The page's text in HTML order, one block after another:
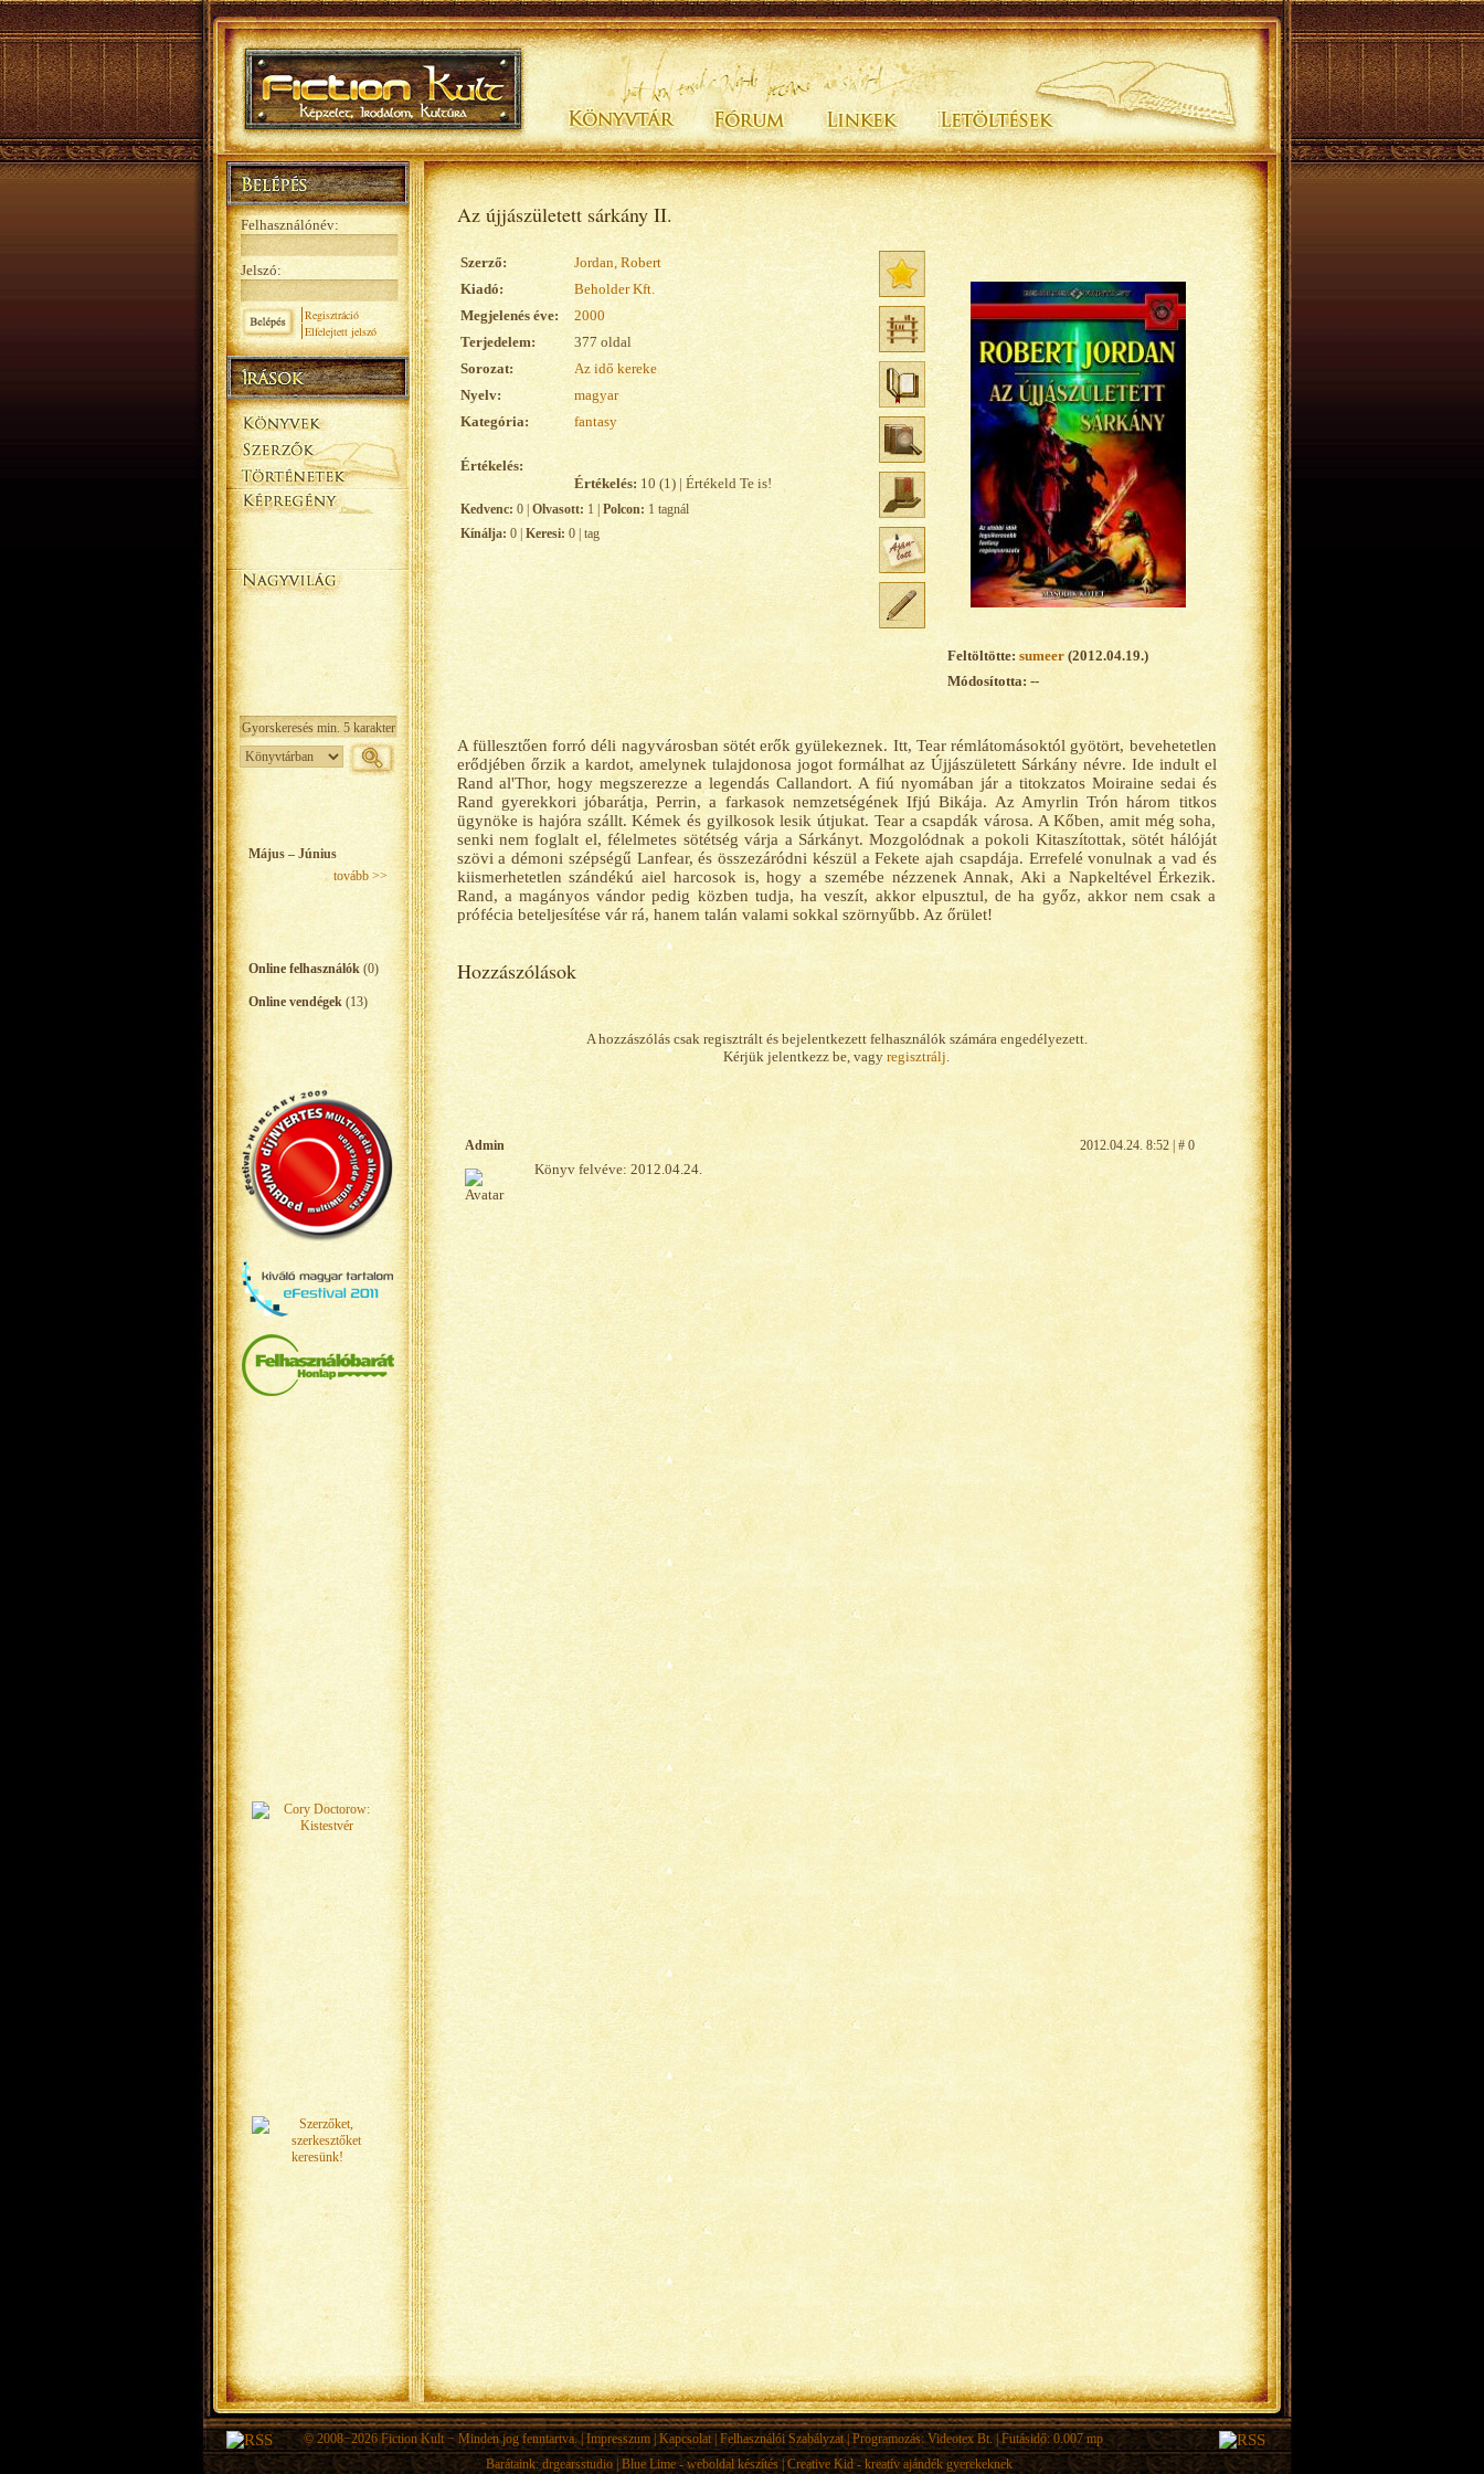
Felhasználónév:
Jelszó:
Regisztráció
Elfelejtett jelszó
Május – Június
tovább >>
Online felhasználók (0)
Online vendégek(13)
Az újjászületett sárkány II.
Feltöltötte: sumeer(2012.04.19.)
Módosította: --
Szerző:
Jordan, Robert
Kiadó:
Beholder Kft.
Megjelenés éve:
2000
Terjedelem:
377 oldal
Sorozat:
Az idő kereke
Nyelv:
magyar
Kategória:
fantasy
Értékelés:
Értékelés: 10 (1) | Értékeld Te is!
Kedvenc: 0 | Olvasott: 1 | Polcon: 1 tagnál
Kínálja: 0 | Keresi: 0 | tag
A füllesztően forró déli nagyvárosban sötét erők gyülekeznek. Itt, Tear rémlátomásoktól gyötört, bevehetetlen
erődjében őrzik a kardot, amelynek tulajdonosa jogot formálhat az Újjászületett Sárkány névre. Ide indult el
Rand al'Thor, hogy megszerezze a legendás Callandort. A fiú nyomában jár a titokzatos Moiraine sedai és
Rand gyerekkori jóbarátja, Perrin, a farkasok nemzetségének Ifjú Bikája. Az Amyrlin Trón három titkos
ügynöke is hajóra szállt. Kémek és gyilkosok lesik útjukat. Tear a csapdák városa. A Kőben, amit még soha,
senki nem foglalt el, félelmetes sötétség várja a Sárkányt. Mozgolódnak a pokoli Kitaszítottak, sötét hálóját
szövi a démoni szépségű Lanfear, és összezáródni készül a Fekete ajah csapdája. Errefelé vonulnak a vad és
kiismerhetetlen szándékú aiel harcosok is, hogy a szemébe nézzenek Annak, Aki a Napkeltével Érkezik.
Rand, a magányos vándor pedig közben tudja, ha veszít, akkor elpusztul, de ha győz, akkor nem csak a
prófécia beteljesítése vár rá, hanem talán valami sokkal szörnyűbb. Az őrület!
Hozzászólások
A hozzászólás csak regisztrált és bejelentkezett felhasználók számára engedélyezett.
Kérjük jelentkezz be, vagy regisztrálj.
Admin 2012.04.24. 8:52 | # 0
Könyv felvéve: 2012.04.24.
© 2008−2026 Fiction Kult− Minden jog fenntartva. | Impresszum| Kapcsolat| Felhasználói Szabályzat| Programozás:Videotex Bt. | Futásidő: 0.007 mp
Barátaink:drgearsstudio| Blue Lime - weboldal készítés|Creative Kid - kreatív ajándék gyerekeknek